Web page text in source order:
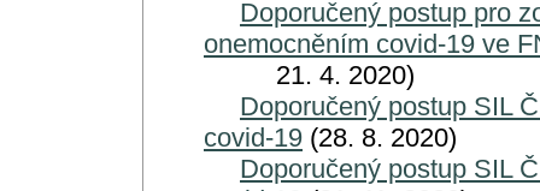
Doporučený postup pro
onemocněním covid-19 ve
21. 4. 2020)
Doporučený postup SIL
covid-19 (28. 8. 2020)
Doporučený postup SIL